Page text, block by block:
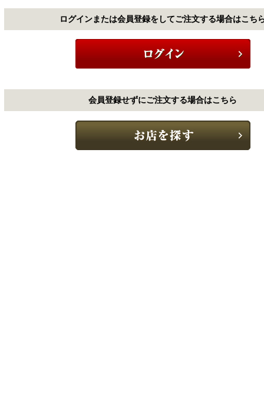
ログインまたは会員登録をしてご注文する場合はこち
会員登録せずにご注文する場合はこちら